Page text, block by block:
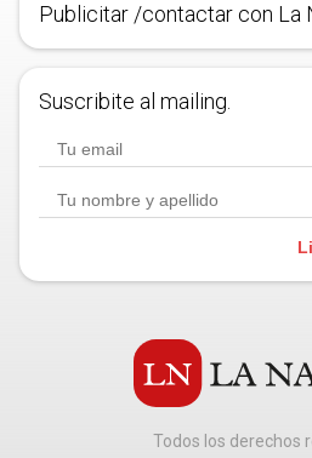
Publicitar /contactar con La
Suscribite al mailing.
Todos los derechos